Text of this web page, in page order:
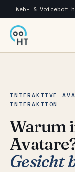
Web- & Voicebot
INTERAKTIVE
INTERAKTION
Warum
Gesicht